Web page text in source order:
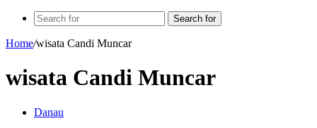
Search for
Home/wisata Candi Muncar
wisata Candi Muncar
Danau